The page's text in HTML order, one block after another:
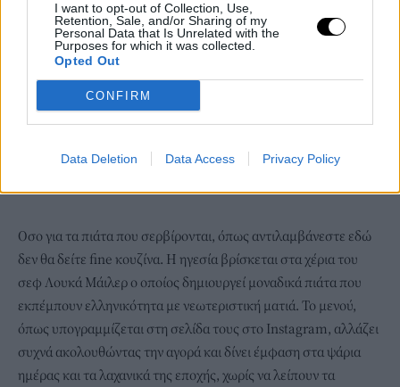
I want to opt-out of Collection, Use,
Retention, Sale, and/or Sharing of my
Personal Data that Is Unrelated with the
Purposes for which it was collected.
Opted Out
CONFIRM
Data Deletion Data Access Privacy Policy
Oσο για τα πιάτα που σερβίρονται, όπως αντιλαμβάνεστε εδώ
δεν θα δείτε fine κουζίνα. Η ηγεσία βρίσκεται στα χέρια του
σεφ Λουκά Μάιλερ ο οποίος δημιουργεί μοναδικά πιάτα που
εκπέμπουν ελληνικότητα με νεωτεριστική ματιά. Το μενού,
όπως υπογραμμίζεται στη σελίδα τους στο Instagram, αλλάζει
συχνά ακολουθώντας την αγορά και δίνει έμφαση στα ψάρια
ημέρας και τα λαχανικά της εποχής, χωρίς να λείπουν τα